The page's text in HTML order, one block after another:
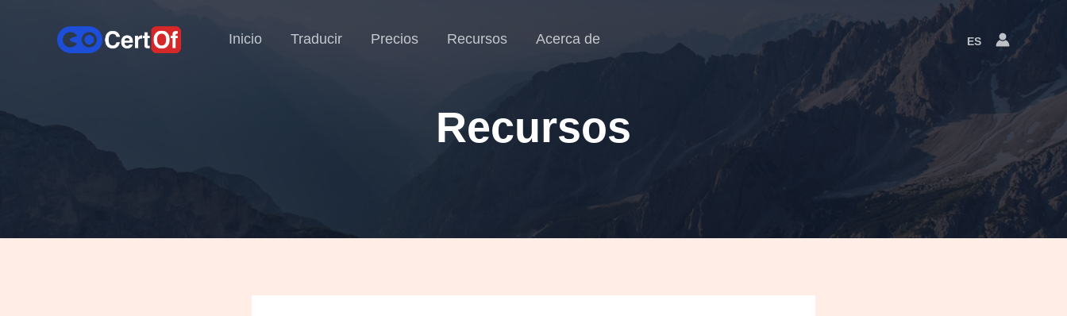
Inicio Traducir Precios Recursos Acerca de ESLanguage
Switcher
Recursos